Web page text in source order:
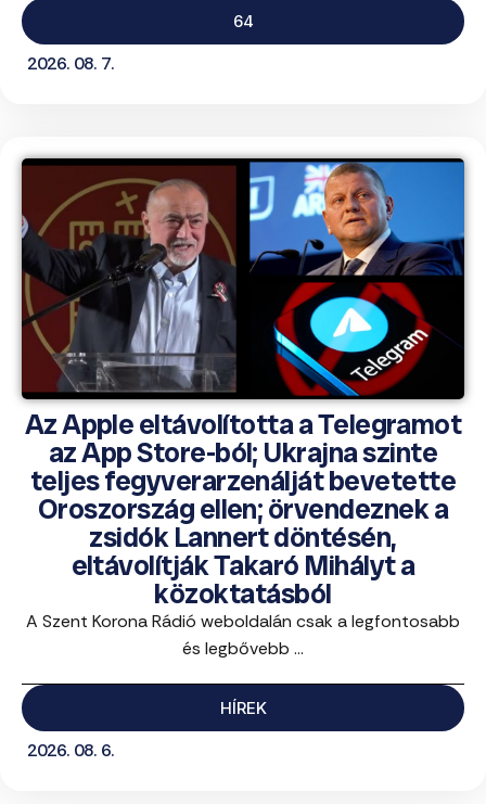
64
2026. 08. 7.
Az Apple eltávolította a Telegramot
az App Store-ból; Ukrajna szinte
teljes fegyverarzenálját bevetette
Oroszország ellen; örvendeznek a
zsidók Lannert döntésén,
eltávolítják Takaró Mihályt a
közoktatásból
A Szent Korona Rádió weboldalán csak a legfontosabb
és legbővebb ...
HÍREK
2026. 08. 6.